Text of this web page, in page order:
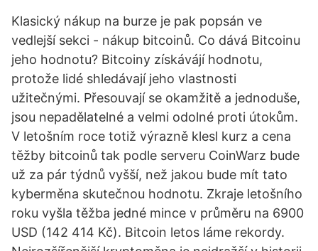
Klasický nákup na burze je pak popsán ve
vedlejší sekci - nákup bitcoinů. Co dává Bitcoinu
jeho hodnotu? Bitcoiny získávájí hodnotu,
protože lidé shledávají jeho vlastnosti
užitečnými. Přesouvají se okamžitě a jednoduše,
jsou nepadělatelné a velmi odolné proti útokům.
V letošním roce totiž výrazně klesl kurz a cena
těžby bitcoinů tak podle serveru CoinWarz bude
už za pár týdnů vyšší, než jakou bude mít tato
kyberměna skutečnou hodnotu. Zkraje letošního
roku vyšla těžba jedné mince v průměru na 6900
USD (142 414 Kč). Bitcoin letos láme rekordy.